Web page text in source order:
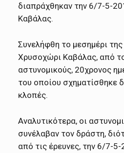
διαπράχθηκαν την 6/7-5-
Καβάλας.
Συνελήφθη το μεσημέρι
Χρυσοχώρι Καβάλας, από
αστυνομικούς, 20χρονος
του οποίου σχηματίσθηκε
κλοπές.
Αναλυτικότερα, οι
συνέλαβαν τον δράστη,
από τις έρευνες, την 6/7-